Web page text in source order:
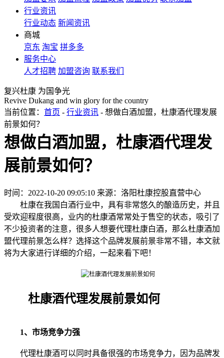
行业资讯
行业动态 新闻资讯
商城
京东 淘宝 拼多多
服务中心
人才招聘 加盟咨询 联系我们
复兴杜康 为国争光
Revive Dukang and win glory for the country
当前位置： 首页 - 行业资讯 - 想做白酒加盟，杜康酒代理发展
前景如何？
想做白酒加盟，杜康酒代理发
展前景如何？
时间：2022-10-20 09:05:10 来源：洛阳杜康控股直营中心
杜康在我国白酒行业中，具有非常悠久的酿造历史，并且
受欢迎程度很高，业内的杜康酒常常处于售空的状态，吸引了
不少投资者的注意，很多人想要代理杜康白酒，那么杜康酒加
盟代理前景怎么样？选择这个品牌发展前景非常不错，本文就
将为大家进行详细的介绍，一起来看下吧！
杜康酒代理发展前景如何
1、市场竞争力强
代理杜康酒可以同时具备很强的市场竞争力，因为品牌发